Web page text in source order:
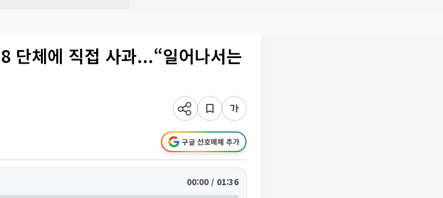
단체에 직접 사과...“일어나서는
구글 선호매체 추가
00:00 / 01:36